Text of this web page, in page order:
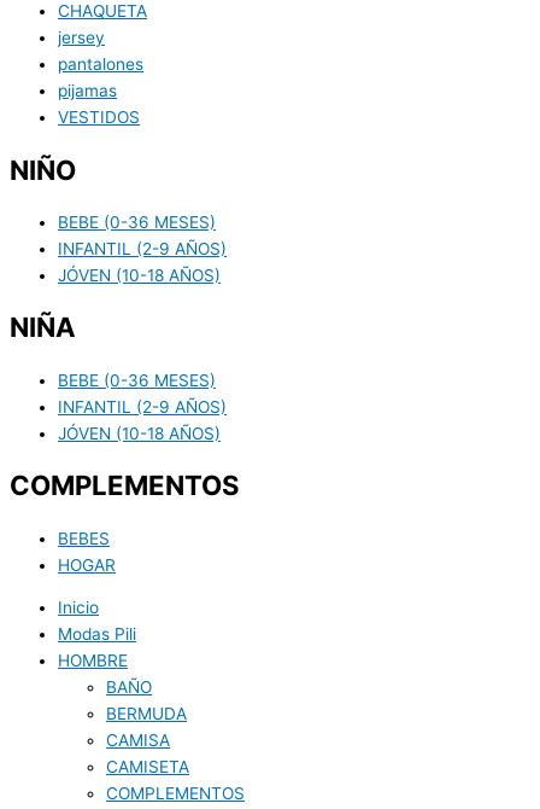
CHAQUETA
jersey
pantalones
pijamas
VESTIDOS
NIÑO
BEBE (0-36 MESES)
INFANTIL (2-9 AÑOS)
JÓVEN (10-18 AÑOS)
NIÑA
BEBE (0-36 MESES)
INFANTIL (2-9 AÑOS)
JÓVEN (10-18 AÑOS)
COMPLEMENTOS
BEBES
HOGAR
Inicio
Modas Pili
HOMBRE
BAÑO
BERMUDA
CAMISA
CAMISETA
COMPLEMENTOS